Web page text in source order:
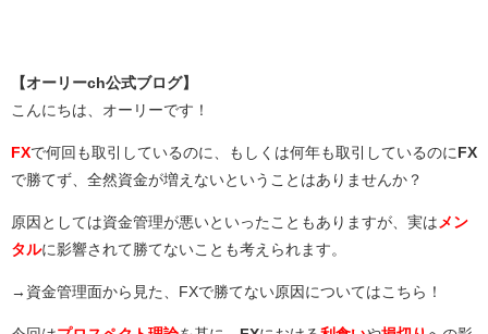
【オーリーch公式ブログ】
こんにちは、オーリーです！
FXで何回も取引しているのに、もしくは何年も取引しているのに FX
で勝てず、全然資金が増えないということはありませんか？
原因としては資金管理が悪いといったこともありますが、実は メン
タルに影響されて勝てないことも考えられます。
→資金管理面から見た、FXで勝てない原因についてはこちら！